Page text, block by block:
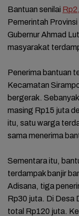
‎Bantuan senilai
Pemerintah
Gubernur Ahmad
masyarakat
‎Penerima bantuan
Kecamatan
bergerak.
masing Rp15 juta
itu, satu warga
sama menerima
‎Sementara itu,
terdampak banjir
Adisana, tiga
Rp30 juta. Di Desa
total Rp120 juta.